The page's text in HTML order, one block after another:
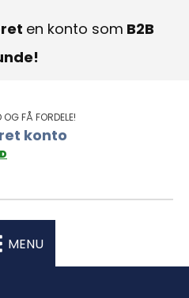
en konto som B2B
OG FÅ FORDELE!
konto
MENU